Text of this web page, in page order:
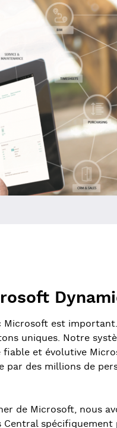
est
uniques. Notre
et évolutive
par des millions de
de Microsoft, nous
Central